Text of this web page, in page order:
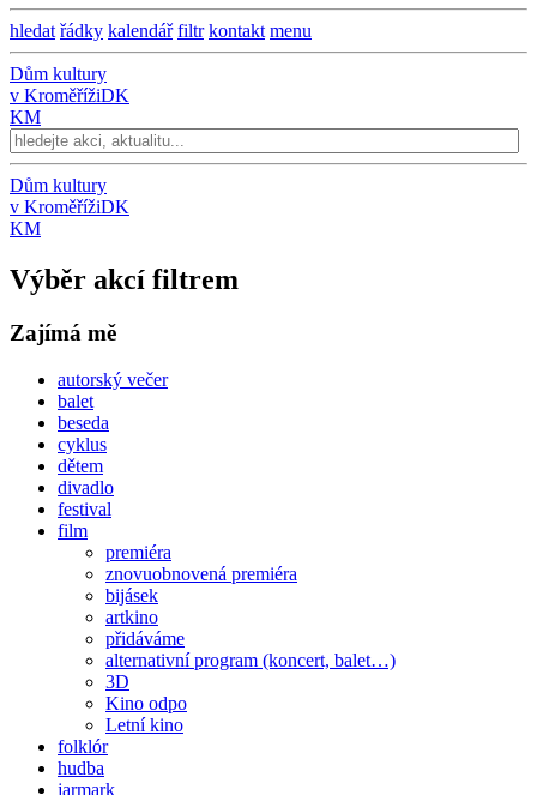
hledat řádky kalendář filtr kontakt menu
Dům kultury
v KroměřížiDK
KM
Dům kultury
v KroměřížiDK
KM
Výběr akcí filtrem
Zajímá mě
autorský večer
balet
beseda
cyklus
dětem
divadlo
festival
film
premiéra
znovuobnovená premiéra
bijásek
artkino
přidáváme
alternativní program (koncert, balet…)
3D
Kino odpo
Letní kino
folklór
hudba
jarmark